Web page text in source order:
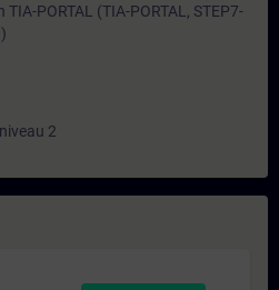
PORTAL (TIA-PORTAL, STEP7-
2